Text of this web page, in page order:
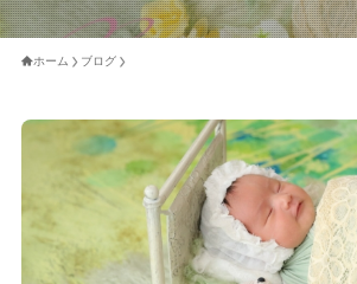
ホーム ブログ